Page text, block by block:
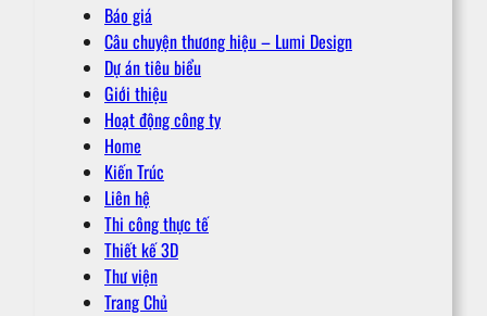
Báo giá
Câu chuyện thương hiệu – Lumi Design
Dự án tiêu biểu
Giới thiệu
Hoạt động công ty
Home
Kiến Trúc
Liên hệ
Thi công thực tế
Thiết kế 3D
Thư viện
Trang Chủ